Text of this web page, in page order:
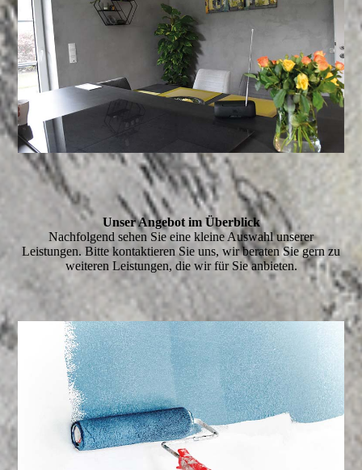
Unser Angebot im Überblick
Nachfolgend sehen Sie eine kleine Auswahl unserer
Leistungen. Bitte kontaktieren Sie uns, wir beraten Sie gern zu
weiteren Leistungen, die wir für Sie anbieten.